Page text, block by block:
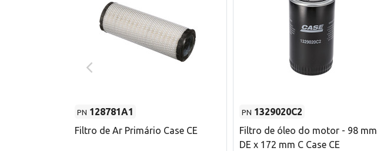
PN 128781A1
Filtro de Ar Primário Case CE
PN 1329020C2
Filtro de óleo do motor - 98 mm
DE x 172 mm C Case CE